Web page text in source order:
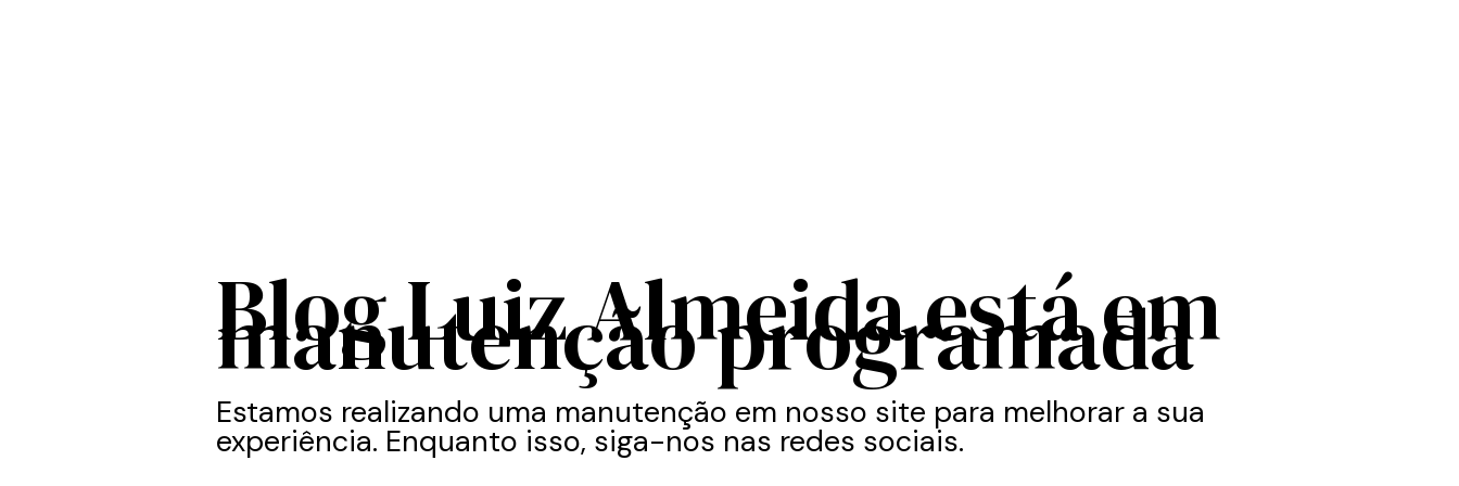
Blog Luiz Almeida está em
manutenção programada
Estamos realizando uma manutenção em nosso site para melhorar a sua
experiência. Enquanto isso, siga-nos nas redes sociais.